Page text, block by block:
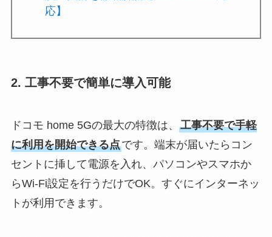
応】
2. 工事不要で簡単に導入可能
ドコモ home 5Gの最大の特徴は、 工事不要で手軽
に利用を開始できる点です。端末が届いたらコン
セントに挿して電源を入れ、パソコンやスマホか
らWi-Fi設定を行うだけでOK。すぐにインターネッ
トが利用できます。